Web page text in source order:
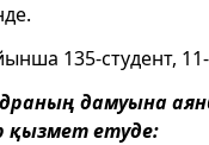
135-студент, 11-
дамуына
қызмет етуде: